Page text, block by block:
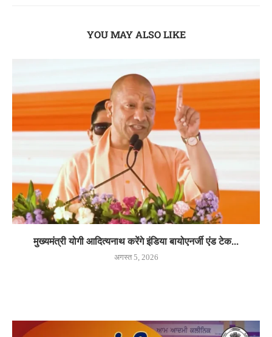
YOU MAY ALSO LIKE
मुख्यमंत्री योगी आदित्यनाथ करेंगे इंडिया बायोएनर्जी एंड टेक...
अगस्त 5, 2026